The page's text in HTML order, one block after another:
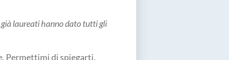
già laureati hanno dato tutti gli
Permettimi di spiegarti.